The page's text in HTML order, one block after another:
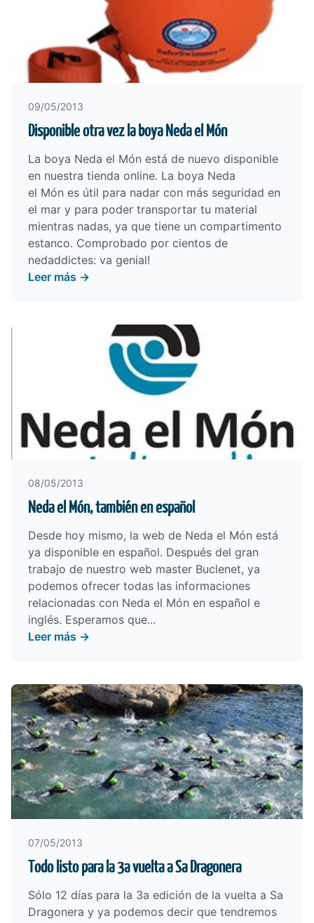
09/05/2013
Disponible otra vez la boya Neda el Món
La boya Neda el Món está de nuevo disponible
en nuestra tienda online. La boya Neda
el Món es útil para nadar con más seguridad en
el mar y para poder transportar tu material
mientras nadas, ya que tiene un compartimento
estanco. Comprobado por cientos de
nedaddictes: va genial!
Leer más →
08/05/2013
Neda el Món, también en español
Desde hoy mismo, la web de Neda el Món está
ya disponible en español. Después del gran
trabajo de nuestro web master Buclenet, ya
podemos ofrecer todas las informaciones
relacionadas con Neda el Món en español e
inglés. Esperamos que...
Leer más →
07/05/2013
Todo listo para la 3a vuelta a Sa Dragonera
Sólo 12 días para la 3a edición de la vuelta a Sa
Dragonera y ya podemos decir que tendremos